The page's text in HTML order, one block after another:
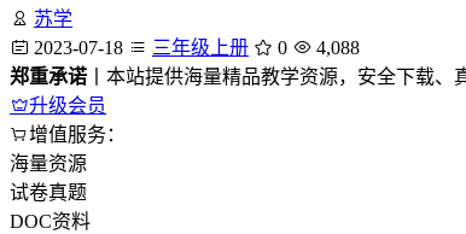
苏学
2023-07-18
三年级上册 0
4,088
郑重承诺 丨本站提供海量精品教学资源，安全下载、
升级会员
增值服务：
海量资源
试卷真题
DOC资料